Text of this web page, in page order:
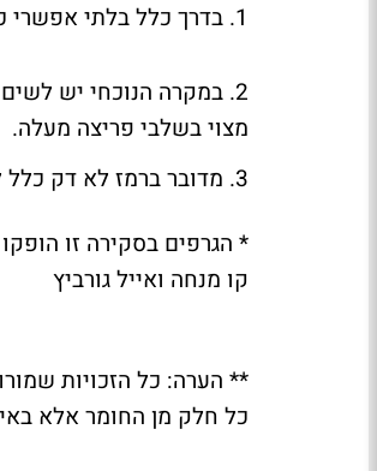
1. בדרך כלל בלתי אפשרי כמעט לדעת מבעוד מועד את כיוון הפריצה המיועד.
מצוי בשלבי פריצה מעלה.
3. מדובר ברמז לא דק כלל לגבי כיוונו של תל אביב 35.
קו מנחה ואייל גורביץ
** הערה: כל הזכויות
כל חלק מן החומר אלא